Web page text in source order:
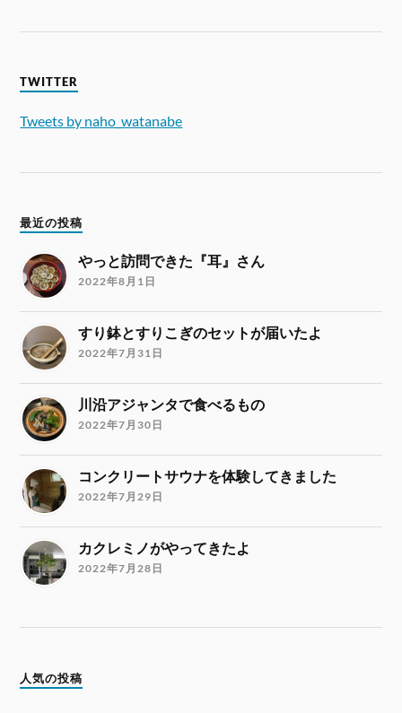
TWITTER
Tweets by naho_watanabe
最近の投稿
やっと訪問できた『耳』さん
2022年8月1日
すり鉢とすりこぎのセットが届いたよ
2022年7月31日
川沿アジャンタで食べるもの
2022年7月30日
コンクリートサウナを体験してきました
2022年7月29日
カクレミノがやってきたよ
2022年7月28日
人気の投稿